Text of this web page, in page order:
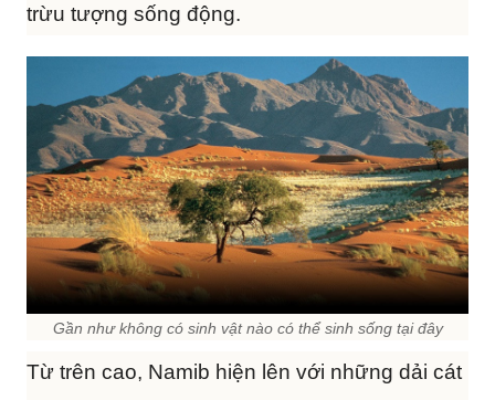
trừu tượng sống động.
Gần như không có sinh vật nào có thể sinh sống tại đây
Từ trên cao, Namib hiện lên với những dải cát